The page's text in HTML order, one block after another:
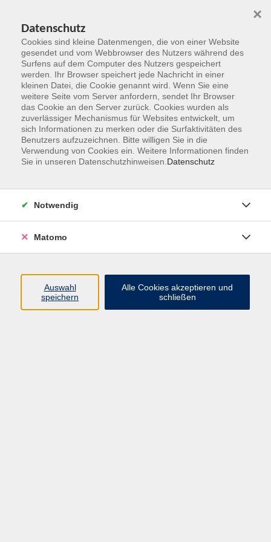
Zum Hauptinhalt springen
Der Kurs konnte nicht gefunden werden.
Erich-Kästner-Str. 5
65232 Taunusstein
info@vhs-rtk.de
Tel: 06128-92770
Datenschutz
Cookies sind kleine Datenmengen, die von einer Website
gesendet und vom Webbrowser des Nutzers während des
Surfens auf dem Computer des Nutzers gespeichert
werden. Ihr Browser speichert jede Nachricht in einer
kleinen Datei, die Cookie genannt wird. Wenn Sie eine
weitere Seite vom Server anfordern, sendet Ihr Browser
das Cookie an den Server zurück. Cookies wurden als
zuverlässiger Mechanismus für Websites entwickelt, um
sich Informationen zu merken oder die Surfaktivitäten des
Benutzers aufzuzeichnen. Bitte willigen Sie in die
Verwendung von Cookies ein. Weitere Informationen finden
Sie in unseren Datenschutzhinweisen. Datenschutz
×
Notwendig
Matomo
Auswahl
speichern
Alle Cookies akzeptieren und
schließen